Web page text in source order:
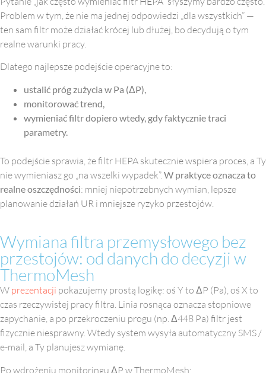
Problem w tym, że nie ma jednej odpowiedzi „dla wszystkich” —
ten sam filtr może działać krócej lub dłużej, bo decydują o tym
realne warunki pracy.
Dlatego najlepsze podejście operacyjne to:
ustalić próg zużycia w Pa (ΔP),
monitorować trend,
wymieniać filtr dopiero wtedy, gdy faktycznie traci
parametry.
To podejście sprawia, że filtr HEPA skutecznie wspiera proces, a Ty
nie wymieniasz go „na wszelki wypadek”. W praktyce oznacza to
realne oszczędności: mniej niepotrzebnych wymian, lepsze
planowanie działań UR i mniejsze ryzyko przestojów.
Wymiana filtra przemysłowego bez
przestojów: od danych do decyzji w
ThermoMesh
W prezentacji pokazujemy prostą logikę: oś Y to ΔP (Pa), oś X to
czas rzeczywistej pracy filtra. Linia rosnąca oznacza stopniowe
zapychanie, a po przekroczeniu progu (np. Δ448 Pa) filtr jest
fizycznie niesprawny. Wtedy system wysyła automatyczny SMS /
e-mail, a Ty planujesz wymianę.
Po wdrożeniu monitoringu ΔP w ThermoMesh: